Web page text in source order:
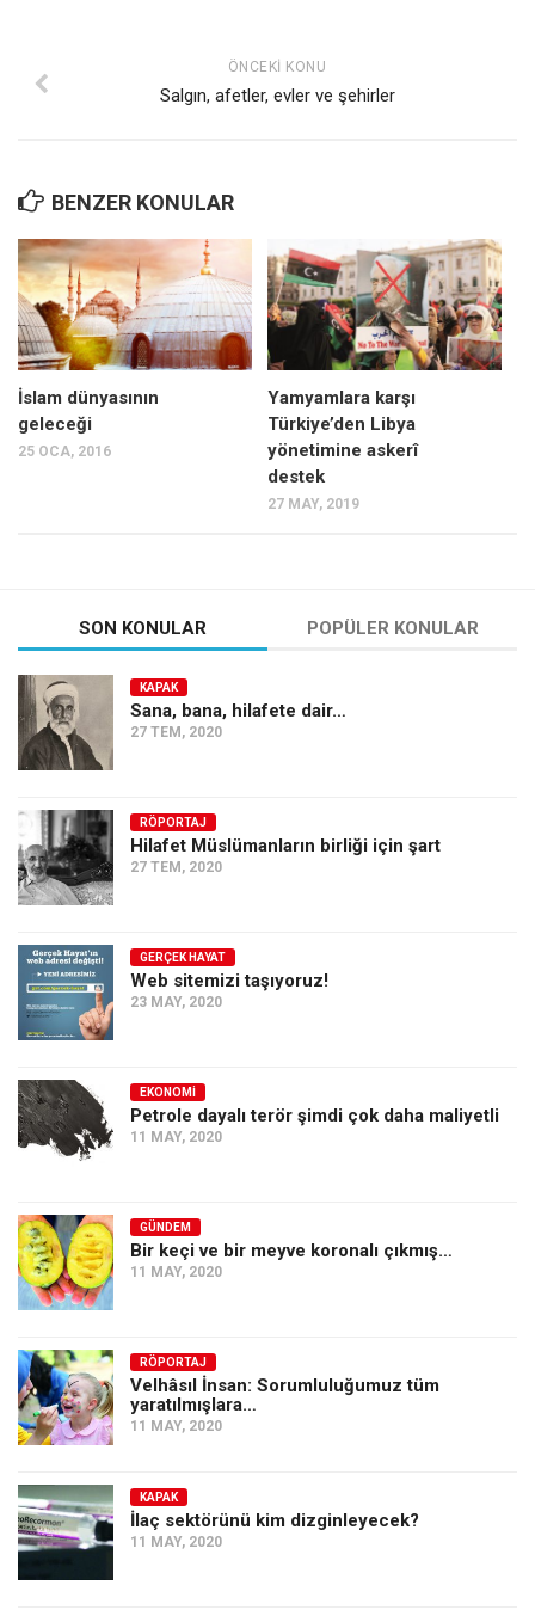
ÖNCEKI KONU
Salgın, afetler, evler ve şehirler
BENZER KONULAR
İslam dünyasının
geleceği
25 OCA, 2016
Yamyamlara karşı
Türkiye’den Libya
yönetimine askerî
destek
27 MAY, 2019
SON KONULAR POPÜLER KONULAR
KAPAK
Sana, bana, hilafete dair…
27 TEM, 2020
RÖPORTAJ
Hilafet Müslümanların birliği için şart
27 TEM, 2020
GERÇEK HAYAT
Web sitemizi taşıyoruz!
23 MAY, 2020
EKONOMI
Petrole dayalı terör şimdi çok daha maliyetli
11 MAY, 2020
GÜNDEM
Bir keçi ve bir meyve koronalı çıkmış…
11 MAY, 2020
RÖPORTAJ
Velhâsıl İnsan: Sorumluluğumuz tüm
yaratılmışlara…
11 MAY, 2020
KAPAK
İlaç sektörünü kim dizginleyecek?
11 MAY, 2020